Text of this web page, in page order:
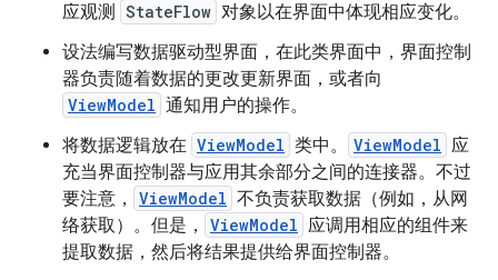
应观测 StateFlow 对象以在界面中体现相应变化。
设法编写数据驱动型界面，在此类界面中，界面控制
器负责随着数据的更改更新界面，或者向
ViewModel 通知用户的操作。
将数据逻辑放在 ViewModel 类中。 ViewModel 应
充当界面控制器与应用其余部分之间的连接器。不过
要注意，
ViewModel 不负责获取数据（例如，从网
络获取）。但是，
ViewModel 应调用相应的组件来
提取数据，然后将结果提供给界面控制器。